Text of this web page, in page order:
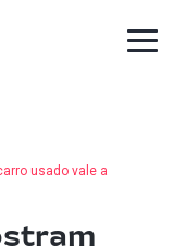
usado vale a